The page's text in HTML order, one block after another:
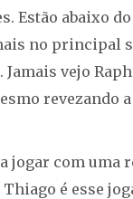
Estão abaixo
no principal
Jamais vejo
revezando
jogar com uma
é esse